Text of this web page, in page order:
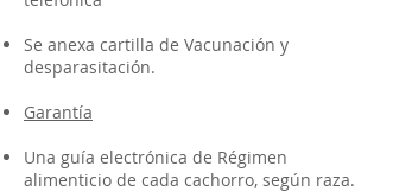
Se anexa cartilla de Vacunación y
desparasitación.
Garantía
Una guía electrónica de Régimen
alimenticio de cada cachorro, según raza.